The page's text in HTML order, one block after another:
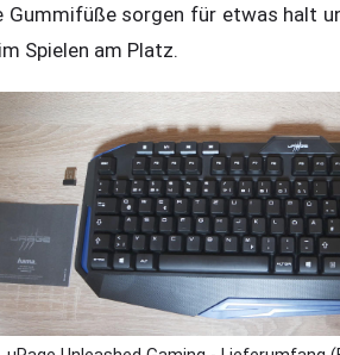
Gummifüße sorgen für etwas halt
Spielen am Platz.